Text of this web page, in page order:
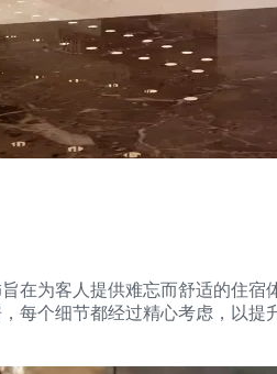
在为客人提供难忘而舒适的住
每个细节都经过精心考虑，以提